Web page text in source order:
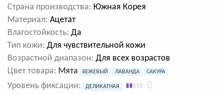
Cтрана производства: Южная Корея
Материал: Ацетат
Влагостойкость: Да
Тип кожи: Для чувствительной кожи
Возрастной диапазон: Для всех возрастов
Цвет товара: Мята БЕЖЕВЫЙ ЛАВАНДА САКУРА
Уровень фиксации: ДЕЛИКАТНАЯ